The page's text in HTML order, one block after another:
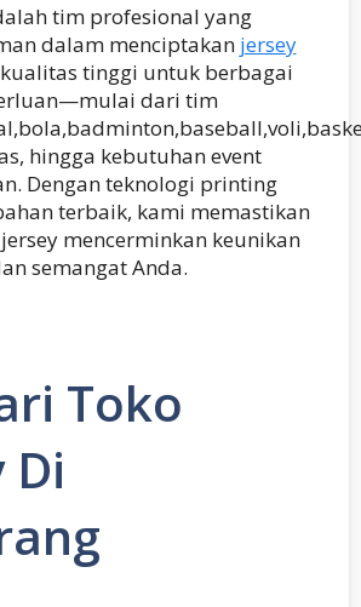
tim profesional yang
dalam menciptakan jersey
tinggi untuk berbagai
dari tim
hingga kebutuhan event
Dengan teknologi printing
terbaik, kami memastikan
mencerminkan keunikan
semangat Anda.
Toko
Di